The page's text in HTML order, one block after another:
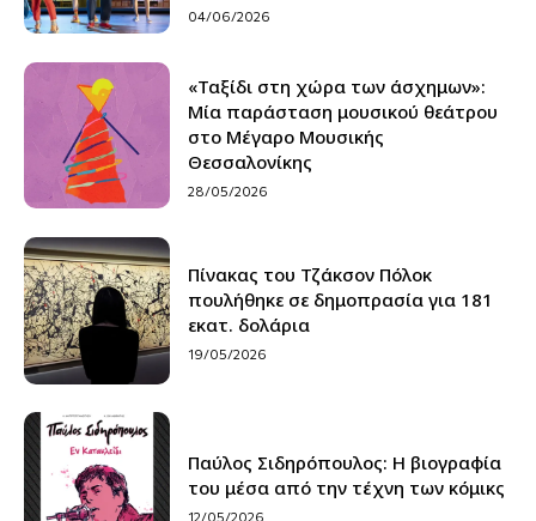
04/06/2026
«Ταξίδι στη χώρα των άσχημων»:
Μία παράσταση μουσικού θεάτρου
στο Μέγαρο Μουσικής
Θεσσαλονίκης
28/05/2026
Πίνακας του Τζάκσον Πόλοκ
πουλήθηκε σε δημοπρασία για 181
εκατ. δολάρια
19/05/2026
Παύλος Σιδηρόπουλος: Η βιογραφία
του μέσα από την τέχνη των κόμικς
12/05/2026